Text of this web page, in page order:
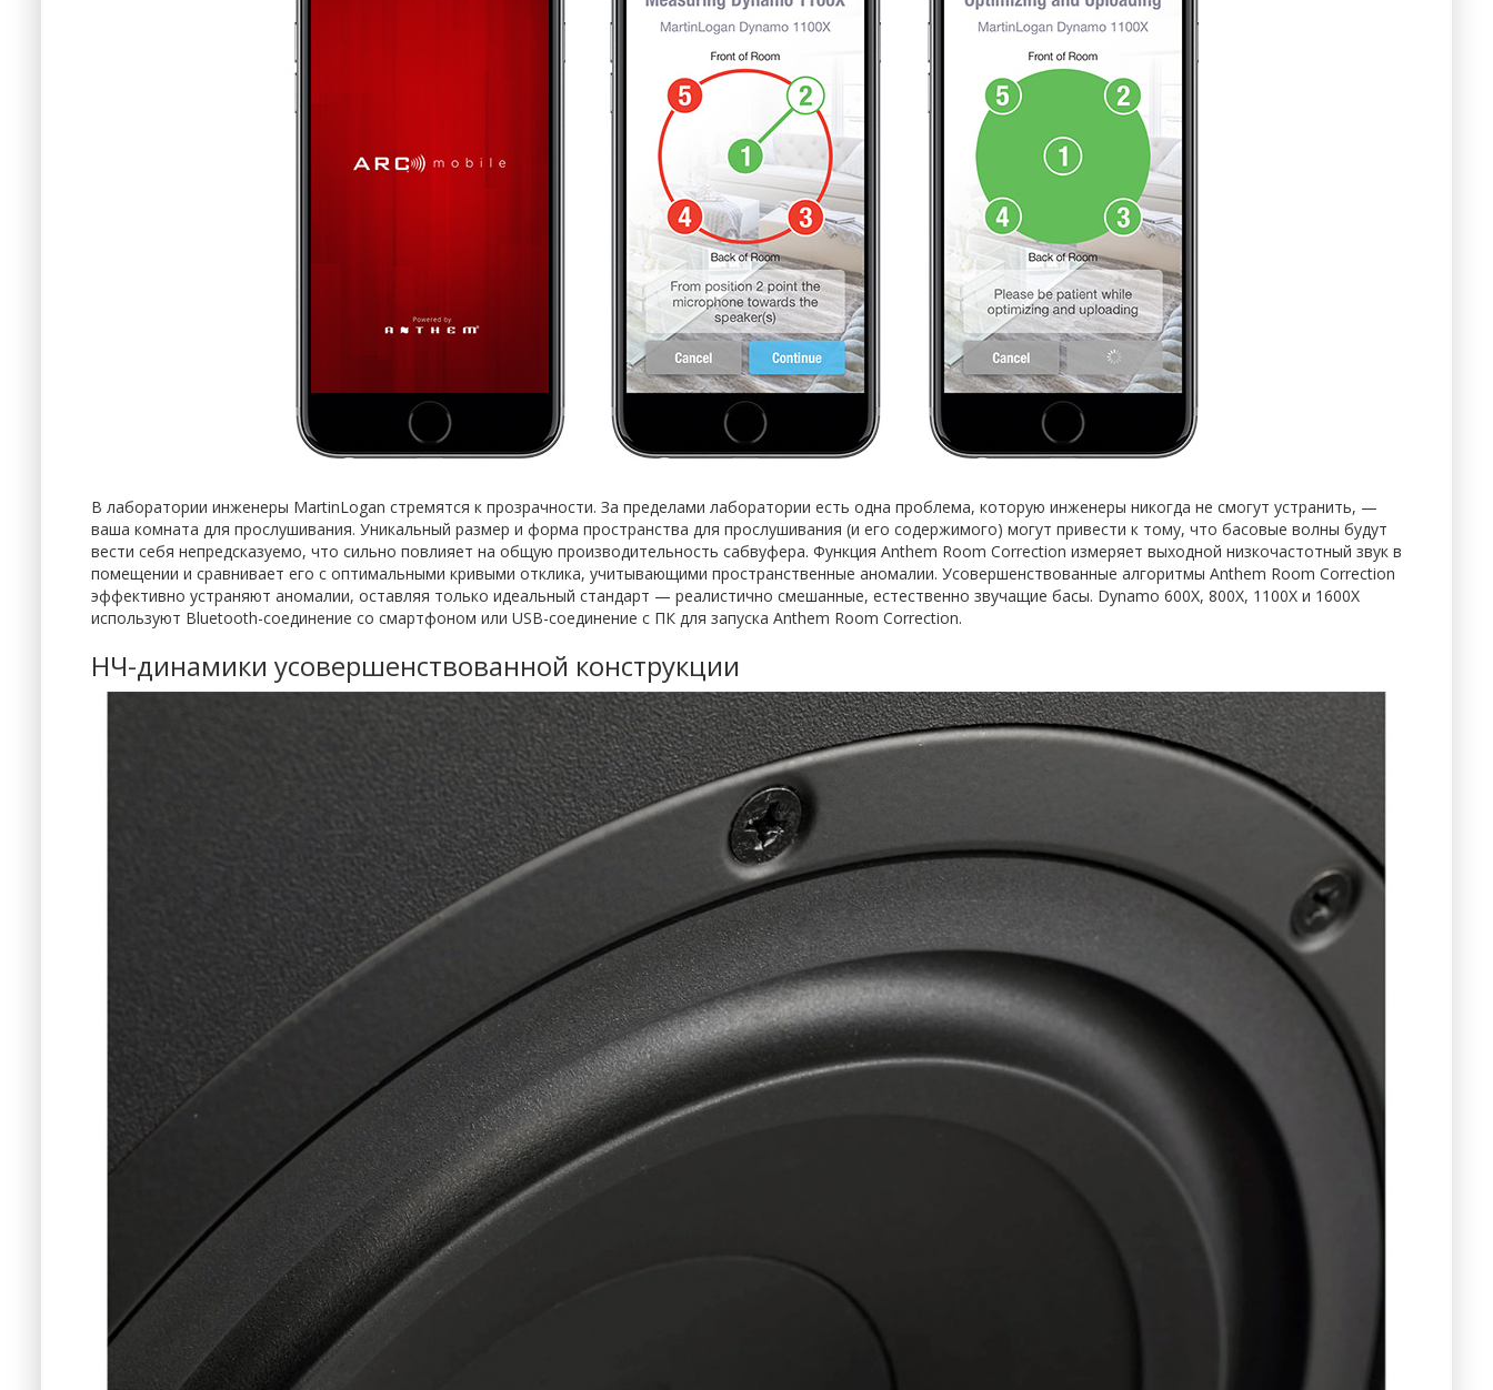
В лаборатории инженеры MartinLogan стремятся к прозрачности. За пределами лаборатории есть одна проблема, которую инженеры никогда не смогут устранить, —
ваша комната для прослушивания. Уникальный размер и форма пространства для прослушивания (и его содержимого) могут привести к тому, что басовые волны будут
вести себя непредсказуемо, что сильно повлияет на общую производительность сабвуфера. Функция Anthem Room Correction измеряет выходной низкочастотный звук в
помещении и сравнивает его с оптимальными кривыми отклика, учитывающими пространственные аномалии. Усовершенствованные алгоритмы Anthem Room Correction
эффективно устраняют аномалии, оставляя только идеальный стандарт — реалистично смешанные, естественно звучащие басы. Dynamo 600X, 800X, 1100X и 1600X
используют Bluetooth-соединение со смартфоном или USB-соединение с ПК для запуска Anthem Room Correction.
НЧ-динамики усовершенствованной конструкции